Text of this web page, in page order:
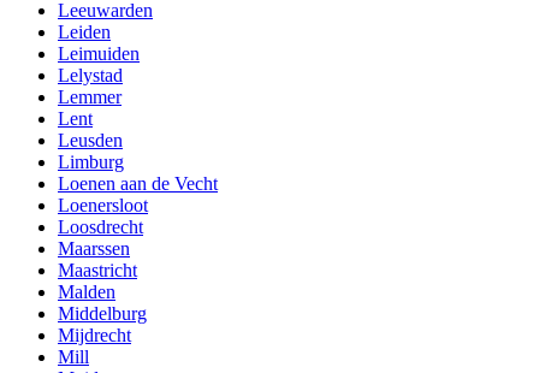
Leeuwarden
Leiden
Leimuiden
Lelystad
Lemmer
Lent
Leusden
Limburg
Loenen aan de Vecht
Loenersloot
Loosdrecht
Maarssen
Maastricht
Malden
Middelburg
Mijdrecht
Mill